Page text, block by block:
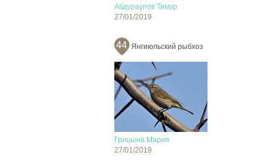
Абдураупов Тимур
27/01/2019
44 Янгиюльский рыбхоз
Грицына Мария
27/01/2019